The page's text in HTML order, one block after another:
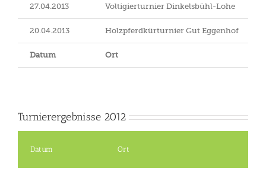
27.04.2013 Voltigierturnier Dinkelsbühl-Lohe
20.04.2013 Holzpferdkürturnier Gut Eggenhof
Datum Ort
Turnierergebnisse 2012
Datum Ort